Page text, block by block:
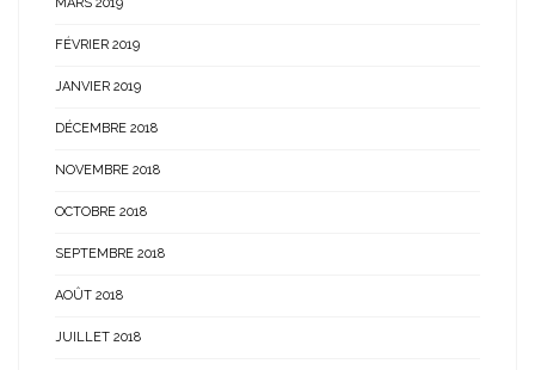
FÉVRIER 2019
JANVIER 2019
DÉCEMBRE 2018
NOVEMBRE 2018
OCTOBRE 2018
SEPTEMBRE 2018
AOÛT 2018
JUILLET 2018